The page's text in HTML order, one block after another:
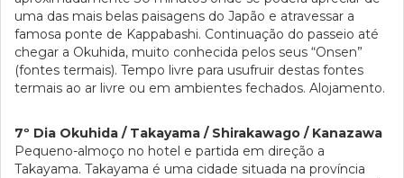
uma das mais belas paisagens do Japão e atravessar a
famosa ponte de Kappabashi. Continuação do passeio até
chegar a Okuhida, muito conhecida pelos seus “Onsen”
(fontes termais). Tempo livre para usufruir destas fontes
termais ao ar livre ou em ambientes fechados. Alojamento.
7º Dia Okuhida / Takayama / Shirakawago / Kanazawa
Pequeno-almoço no hotel e partida em direção a
Takayama. Takayama é uma cidade situada na província